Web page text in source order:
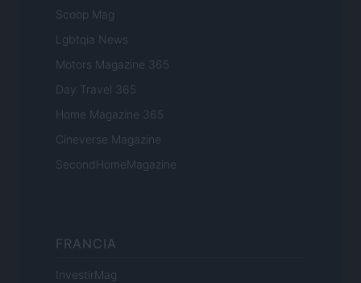
Scoop Mag
Lgbtqia News
Motors Magazine 365
Day Travel 365
Home Magazine 365
Cineverse Magazine
SecondHomeMagazine
FRANCIA
InvestirMag